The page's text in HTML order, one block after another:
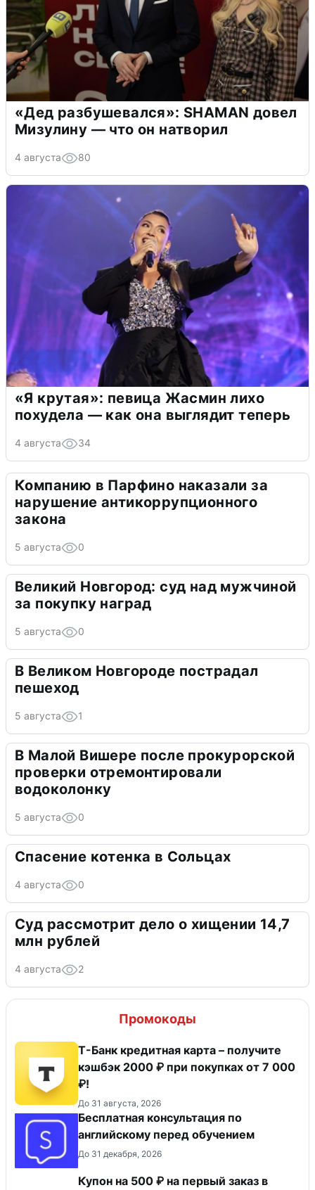
«Дед разбушевался»: SHAMAN довел
Мизулину — что он натворил
4 августа 80
«Я крутая»: певица Жасмин лихо
похудела — как она выглядит теперь
4 августа 34
Компанию в Парфино наказали за
нарушение антикоррупционного
закона
5 августа 0
Великий Новгород: суд над мужчиной
за покупку наград
5 августа 0
В Великом Новгороде пострадал
пешеход
5 августа 1
В Малой Вишере после прокурорской
проверки отремонтировали
водоколонку
5 августа 0
Спасение котенка в Сольцах
4 августа 0
Суд рассмотрит дело о хищении 14,7
млн рублей
4 августа 2
Промокоды
Т-Банк кредитная карта – получите
кэшбэк 2000 ₽ при покупках от 7 000
₽!
До 31 августа, 2026
Бесплатная консультация по
английскому перед обучением
До 31 декабря, 2026
Купон на 500 ₽ на первый заказ в